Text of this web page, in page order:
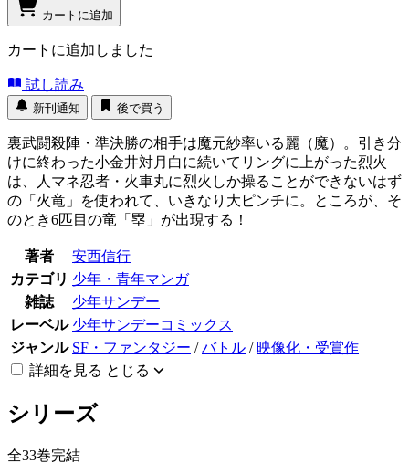
カートに追加
カートに追加しました
試し読み
新刊通知 後で買う
裏武闘殺陣・準決勝の相手は魔元紗率いる麗（魔）。引き分
けに終わった小金井対月白に続いてリングに上がった烈火
は、人マネ忍者・火車丸に烈火しか操ることができないはず
の「火竜」を使われて、いきなり大ピンチに。ところが、そ
のとき6匹目の竜「塁」が出現する！
著者
安西信行
カテゴリ 少年・青年マンガ
雑誌
少年サンデー
レーベル 少年サンデーコミックス
ジャンル SF・ファンタジー /バトル / 映像化・受賞作
詳細を見る とじる
シリーズ
全33巻完結